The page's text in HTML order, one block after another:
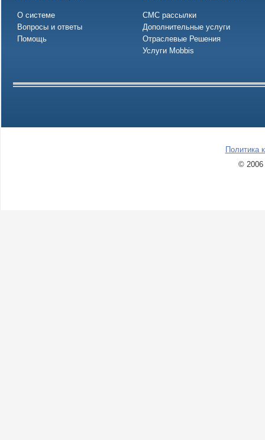
О системе
Вопросы и ответы
Помощь
СМС рассылки
Дополнительные услуги
Отраслевые Решения
Услуги Mobbis
Политика
© 2006